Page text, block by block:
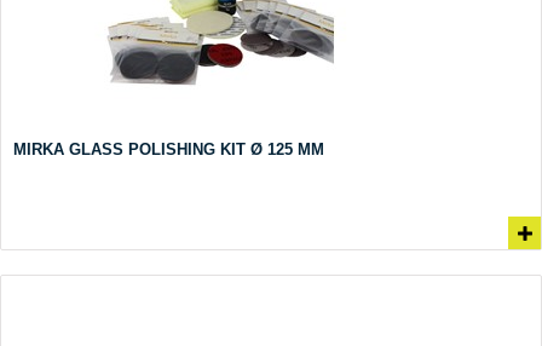
MIRKA GLASS POLISHING KIT Ø 125 MM